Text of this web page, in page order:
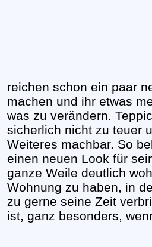
reichen schon ein paar
machen und ihr etwas
was zu verändern.
sicherlich nicht zu teuer
Weiteres machbar. So
einen neuen Look für
ganze Weile deutlich
Wohnung zu haben, in
zu gerne seine Zeit
ist, ganz besonders,